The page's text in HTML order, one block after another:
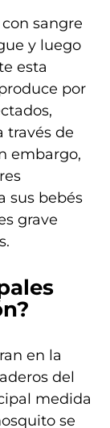
sangre
y luego
esta
por
través de
embargo,
sus bebés
grave
en la
del
medida
se